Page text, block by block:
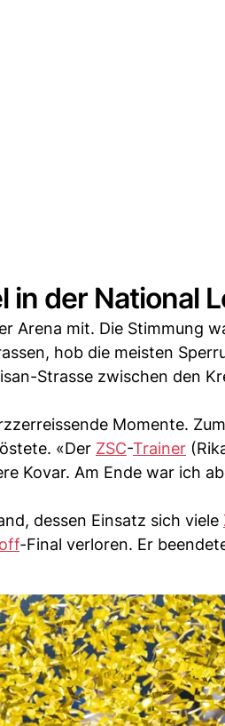
in der National
Arena mit. Die Stimmung
hob die meisten
Strasse zwischen den
Momente.
«Der ZSC-Trainer
Kovar. Am Ende war ich
dessen Einsatz sich viele
-Final verloren. Er